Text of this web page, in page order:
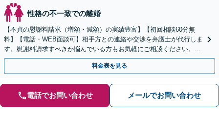
性格の不一致での離婚
【不貞の慰謝料請求（増額・減額）の実績豊富】【初回相談60分無
料】【電話・WEB面談可】相手方との連絡や交渉を弁護士が代行しま
す。慰謝料請求すべきか悩んでいる方もお気軽にご相談ください。最
善の解決策を一緒に見つけましょう。
料金表を見る
電話でお問い合わせ メールでお問い合わせ